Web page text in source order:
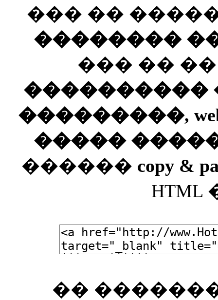
��� ��
��������
��� ��
����������
���������,
�����
������ copy &
��